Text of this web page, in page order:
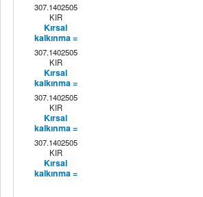
307.1402505
KIR
Kırsal
kalkınma =
307.1402505
KIR
Kırsal
kalkınma =
307.1402505
KIR
Kırsal
kalkınma =
307.1402505
KIR
Kırsal
kalkınma =